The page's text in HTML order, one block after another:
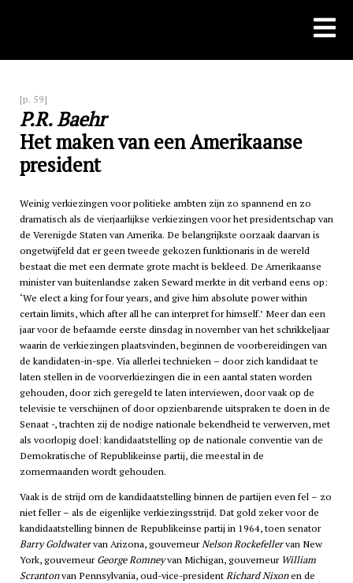
[p. 59]
P.R. Baehr
Het maken van een Amerikaanse
president
Weinig verkiezingen voor politieke ambten zijn zo spannend en zo
dramatisch als de vierjaarlijkse verkiezingen voor het presidentschap van
de Verenigde Staten van Amerika. De belangrijkste oorzaak daarvan is
ongetwijfeld dat er geen tweede gekozen funktionaris in de wereld
bestaat die met een dermate grote macht is bekleed. De Amerikaanse
minister van buitenlandse zaken Seward merkte in dit verband eens op:
‘We elect a king for four years, and give him absolute power within
certain limits, which after all he can interpret for himself.’ Meer dan een
jaar voor de befaamde eerste dinsdag in november van het schrikkeljaar
waarin de verkiezingen plaatsvinden, beginnen de voorbereidingen van
de kandidaten-in-spe. Via allerlei technieken – door zich kandidaat te
laten stellen in de voorverkiezingen die in een aantal staten worden
gehouden, door zich geregeld te laten interviewen, door vaak op de
televisie te verschijnen of door opzienbarende uitspraken te doen in de
Senaat -, trachten zij de nodige nationale bekendheid te verwerven, met
als voorlopig doel: kandidaatstelling op de nationale conventie van de
Demokratische of Republikeinse partij, die meestal in de
zomermaanden wordt gehouden.
Vaak is de strijd om de kandidaatstelling binnen de partijen even fel – zo
niet feller – als de eigenlijke verkiezingsstrijd. Dat gold zeker voor de
kandidaatstelling binnen de Republikeinse partij in 1964, toen senator
Barry Goldwatervan Arizona, gouverneurNelson Rockefellervan New
York, gouverneurGeorge Romneyvan Michigan, gouverneur William
Scrantonvan Pennsylvania, oud-vice-presidentRichard Nixonen de